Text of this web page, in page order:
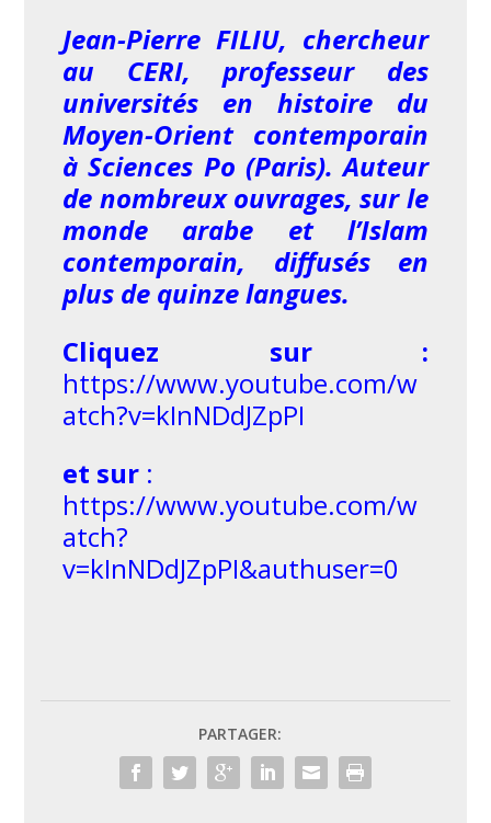
Jean-Pierre FILIU, chercheur
au CERI, professeur des
universités en histoire du
Moyen-Orient contemporain
à Sciences Po (Paris). Auteur
de nombreux ouvrages, sur le
monde arabe et l’Islam
contemporain, diffusés en
plus de quinze langues.
Cliquez sur :
https://www.youtube.com/w
atch?v=kInNDdJZpPI
et sur :
https://www.youtube.com/w
atch?
v=kInNDdJZpPI&authuser=0
PARTAGER: